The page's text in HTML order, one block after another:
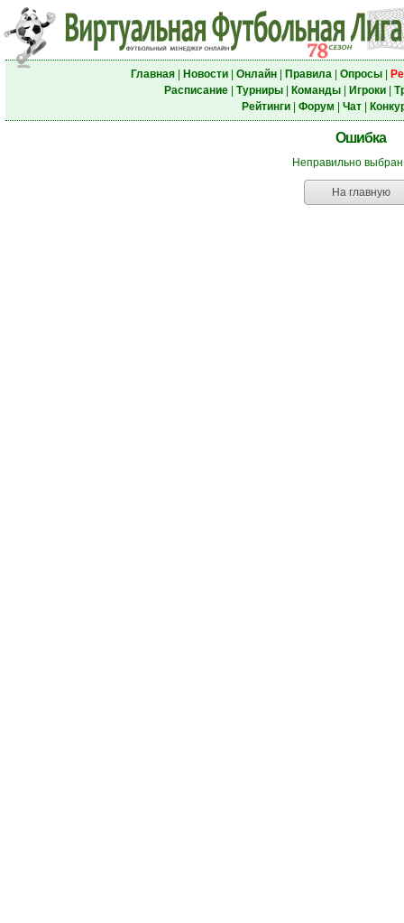
Главная| Новости| Онлайн| Правила| Опросы|
Расписание| Турниры| Команды| Игроки|
Рейтинги| Форум Чат|
Ошибка
Неправильно
На главную